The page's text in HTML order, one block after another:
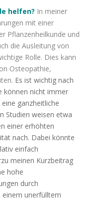
helfen? In meiner
mit einer
Pflanzenheilkunde und
die Ausleitung von
Rolle. Dies kann
Osteopathie,
Es ist wichtig nach
können nicht immer
ganzheitliche
Studien weisen etwa
einer erhöhten
nach. Dabei könnte
einfach
meinen Kurzbeitrag
hohe
durch
einem unerfülltem